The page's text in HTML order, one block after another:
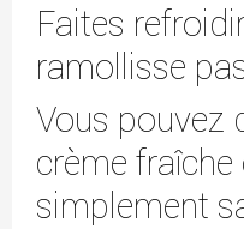
Faites
ramollisse
Vous pouvez
crème
simplement